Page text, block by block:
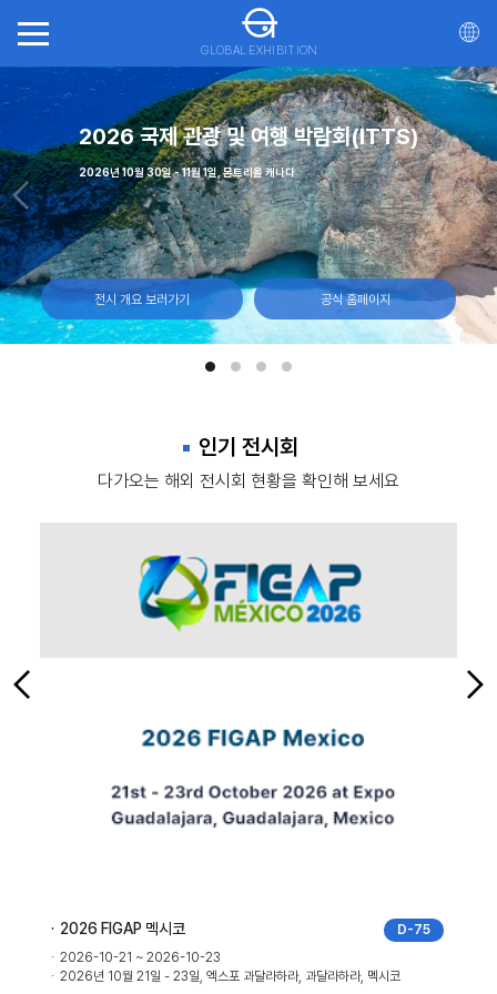
GLOBAL EXHIBITION
일, 라스베이거스 컨벤션 센터
전시 개요 보러가기 공식 홈페이지
캐나다 토론토, 엑시비션 플레이스
전시 개요 보러가기 공식 홈페이지
일 마리나 베이 샌즈, 싱가포르
전시 개요 보러가기 공식 홈페이지
2026 국제 관광 및 여행 박람회(ITTS)
2026년 10월 30일 - 11월 1일, 몬트리올 캐나다
전시 개요 보러가기 공식 홈페이지
인기 전시회
다가오는 해외 전시회 현황을 확인해 보세요
D-75
2026 FIGAP 멕시코
2026-10-21 ~ 2026-10-23
2026년 10월 21일 - 23일, 엑스포 과달라하라, 과달라하라, 멕시코